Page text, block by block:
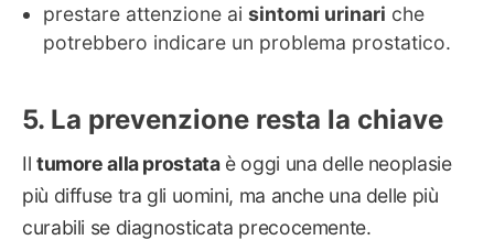
prestare attenzione aisintomi urinari che
potrebbero indicare un problema prostatico.
La prevenzione resta la chiave
Il tumore alla prostataè oggi una delle neoplasie
più diffuse tra gli uomini, ma anche una delle più
curabili se diagnosticata precocemente.